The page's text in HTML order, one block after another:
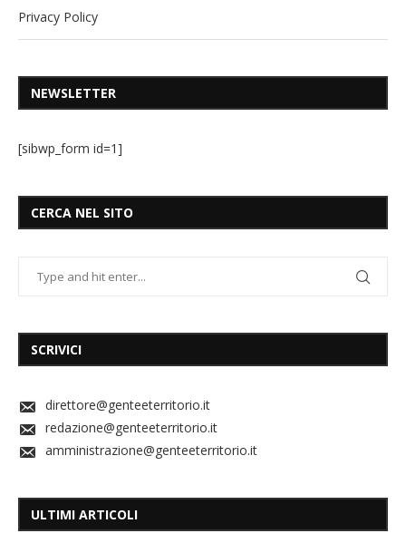
Privacy Policy
NEWSLETTER
[sibwp_form id=1]
CERCA NEL SITO
SCRIVICI
direttore@genteeterritorio.it
redazione@genteeterritorio.it
amministrazione@genteeterritorio.it
ULTIMI ARTICOLI